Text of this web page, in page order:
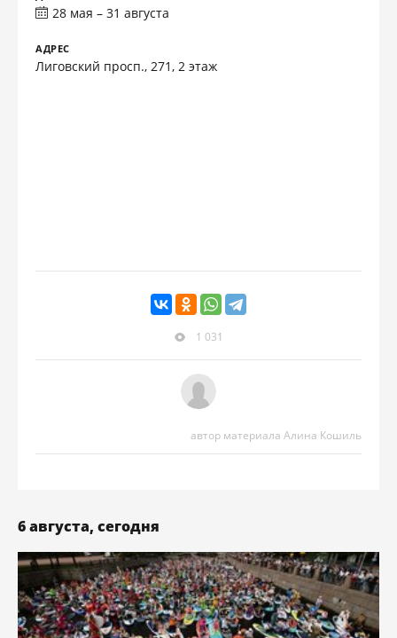
28 мая – 31 августа
АДРЕС
Лиговский просп., 271, 2 этаж
1 031
автор материала Алина Кошиль
6 августа, сегодня